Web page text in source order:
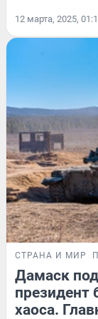
12 марта, 2025,
СТРАНА И МИР
Дамаск
президент
хаоса.